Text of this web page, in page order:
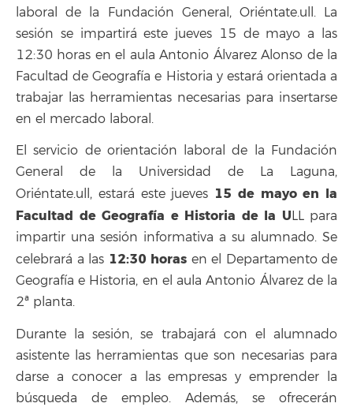
laboral de la Fundación General, Oriéntate.ull. La
sesión se impartirá este jueves 15 de mayo a las
12:30 horas en el aula Antonio Álvarez Alonso de la
Facultad de Geografía e Historia y estará orientada a
trabajar las herramientas necesarias para insertarse
en el mercado laboral.
El servicio de orientación laboral de la Fundación
General de la Universidad de La Laguna,
Oriéntate.ull, estará este jueves 15 de mayo en la
Facultad de Geografía e Historia de la ULL para
impartir una sesión informativa a su alumnado. Se
celebrará a las 12:30 horas en el Departamento de
Geografía e Historia, en el aula Antonio Álvarez de la
2ª planta.
Durante la sesión, se trabajará con el alumnado
asistente las herramientas que son necesarias para
darse a conocer a las empresas y emprender la
búsqueda de empleo. Además, se ofrecerán